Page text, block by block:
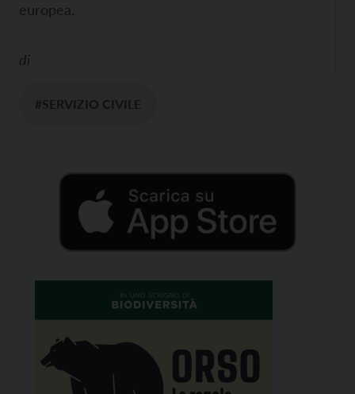
europea.
di
#SERVIZIO CIVILE